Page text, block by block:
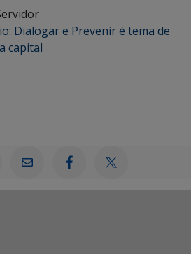
Dialogar e Prevenir é tema de
capital